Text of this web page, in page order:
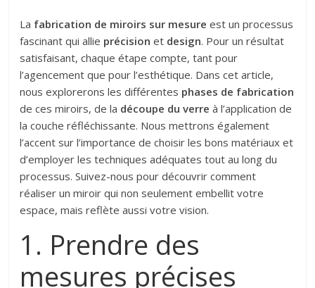
La fabrication de miroirs sur mesure est un processus
fascinant qui allie précision et design. Pour un résultat
satisfaisant, chaque étape compte, tant pour
l’agencement que pour l’esthétique. Dans cet article,
nous explorerons les différentes phases de fabrication
de ces miroirs, de la découpe du verre à l’application de
la couche réfléchissante. Nous mettrons également
l’accent sur l’importance de choisir les bons matériaux et
d’employer les techniques adéquates tout au long du
processus. Suivez-nous pour découvrir comment
réaliser un miroir qui non seulement embellit votre
espace, mais reflète aussi votre vision.
1. Prendre des
mesures précises